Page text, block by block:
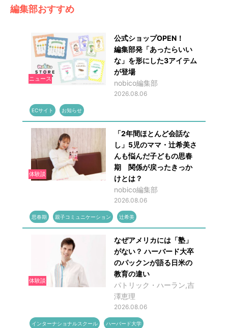
編集部おすすめ
ニュース
公式ショップOPEN！
編集部発「あったらいい
な」を形にした3アイテム
が登場
nobico編集部
2026.08.06
ECサイト お知らせ
体験談
「2年間ほとんど会話な
し」5児のママ・辻希美さ
んも悩んだ子どもの思春
期 関係が戻ったきっか
けとは？
nobico編集部
2026.08.06
思春期 親子コミュニケーション 辻希美
体験談
なぜアメリカには「塾」
がない？ ハーバード大卒
のパックンが語る日米の
教育の違い
パトリック・ハーラン,吉
澤恵理
2026.08.06
インターナショナルスクール ハーバード大学